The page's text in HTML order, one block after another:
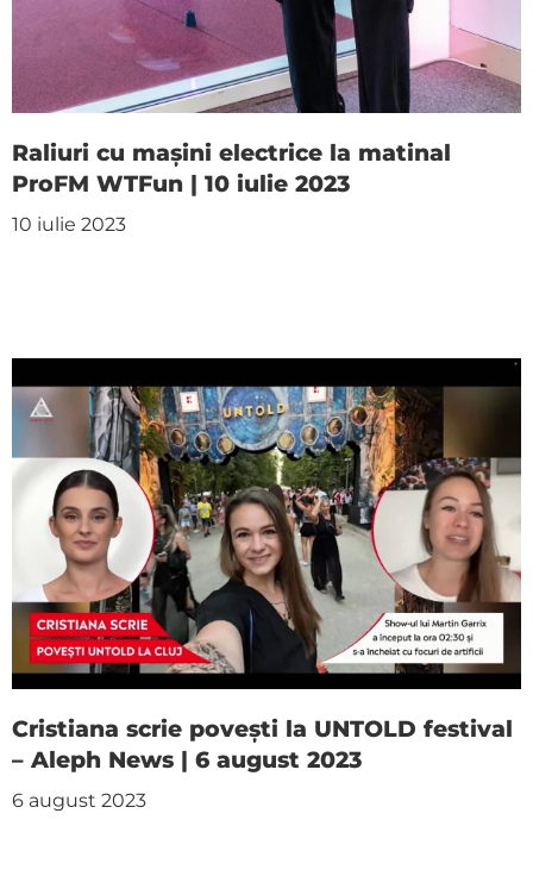
Raliuri cu mașini electrice la matinal
ProFM WTFun | 10 iulie 2023
10 iulie 2023
Cristiana scrie povești la UNTOLD festival
– Aleph News | 6 august 2023
6 august 2023